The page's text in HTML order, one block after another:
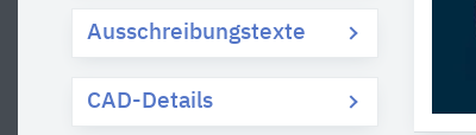
Ausschreibungstexte
CAD-Details